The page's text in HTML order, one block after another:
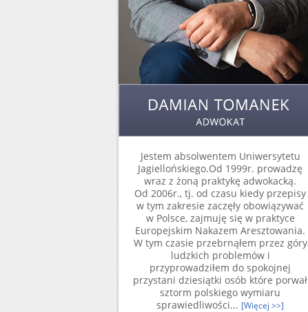
Jestem absolwentem Uniwersytetu
Jagiellońskiego.Od 1999r. prowadzę
wraz z żoną praktykę adwokacką.
Od 2006r., tj. od czasu kiedy przepisy
w tym zakresie zaczęły obowiązywać
w Polsce, zajmuję się w praktyce
Europejskim Nakazem Aresztowania.
W tym czasie przebrnąłem przez góry
ludzkich problemów i
przyprowadziłem do spokojnej
przystani dziesiątki osób które porwał
sztorm polskiego wymiaru
sprawiedliwości... [Więcej >>]